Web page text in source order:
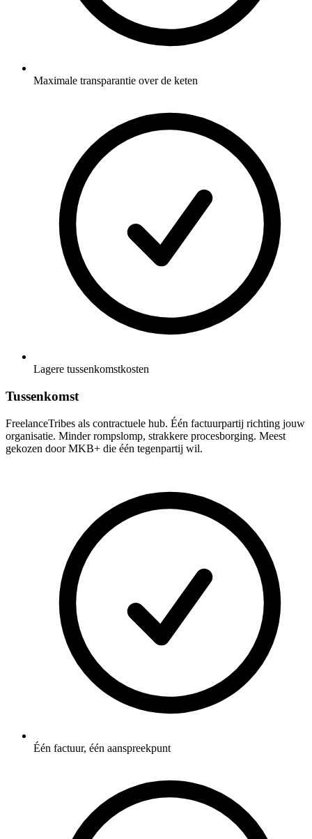
Maximale transparantie over de keten
Lagere tussenkomstkosten
Tussenkomst
FreelanceTribes als contractuele hub. Één factuurpartij richting jouw
organisatie. Minder rompslomp, strakkere procesborging. Meest
gekozen door MKB+ die één tegenpartij wil.
Één factuur, één aanspreekpunt